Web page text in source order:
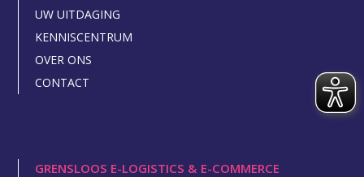
UW UITDAGING
KENNISCENTRUM
OVER ONS
CONTACT
GRENSLOOS E-LOGISTICS & E-COMMERCE